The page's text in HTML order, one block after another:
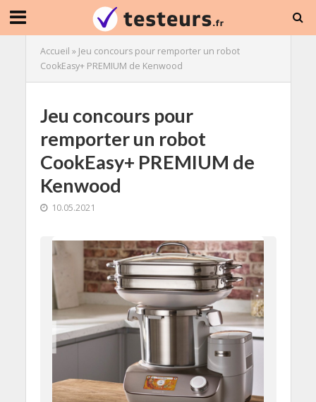
Accueil » Jeu concours pour remporter un robot
CookEasy+ PREMIUM de Kenwood
Jeu concours pour
remporter un robot
CookEasy+ PREMIUM de
Kenwood
10.05.2021